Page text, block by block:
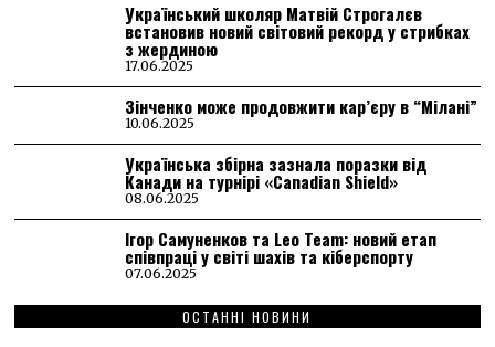
Український школяр Матвій Строгалєв
встановив новий світовий рекорд у стрибках
з жердиною
17.06.2025
Зінченко може продовжити кар’єру в “Мілані”
10.06.2025
Українська збірна зазнала поразки від
Канади на турнірі «Canadian Shield»
08.06.2025
Ігор Самуненков та Leo Team: новий етап
співпраці у світі шахів та кіберспорту
07.06.2025
ОСТАННІ НОВИНИ